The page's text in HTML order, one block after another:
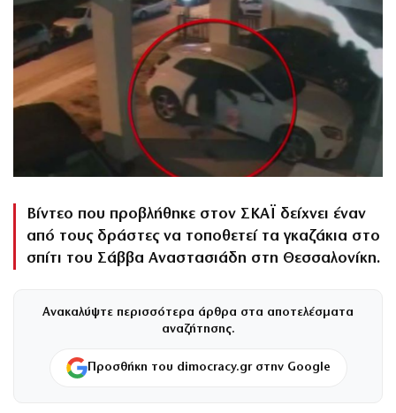
Βίντεο που προβλήθηκε στον ΣΚΑΪ δείχνει έναν
από τους δράστες να τοποθετεί τα γκαζάκια στο
σπίτι του Σάββα Αναστασιάδη στη Θεσσαλονίκη.
Ανακαλύψτε περισσότερα άρθρα στα αποτελέσματα
αναζήτησης.
Προσθήκη του dimocracy.gr στην Google